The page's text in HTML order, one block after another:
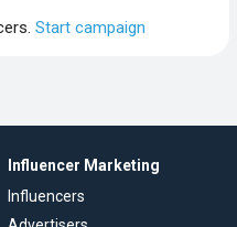
Start campaign
Influencer Marketing
Influencers